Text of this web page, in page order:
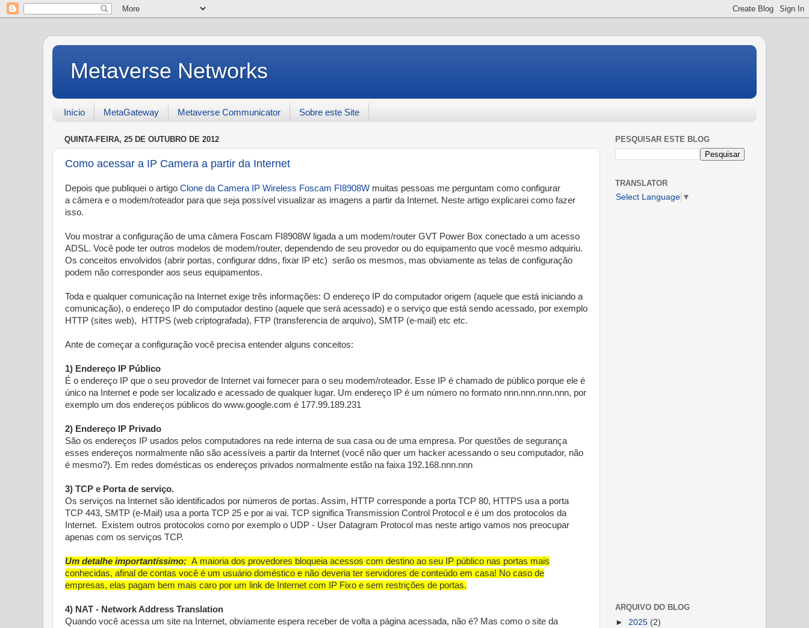
Metaverse Networks
Início MetaGateway Metaverse Communicator Sobre este Site
QUINTA-FEIRA, 25 DE OUTUBRO DE 2012
Como acessar a IP Camera a partir da Internet
Depois que publiquei o artigo Clone da Camera IP Wireless Foscam FI8908W muitas pessoas me perguntam como configurar
a câmera e o modem/roteador para que seja possível visualizar as imagens a partir da Internet. Neste artigo explicarei como fazer
isso.
Vou mostrar a configuração de uma câmera Foscam FI8908W ligada a um modem/router GVT Power Box conectado a um acesso
ADSL. Você pode ter outros modelos de modem/router, dependendo de seu provedor ou do equipamento que você mesmo adquiriu.
Os conceitos envolvidos (abrir portas, configurar ddns, fixar IP etc) serão os mesmos, mas obviamente as telas de configuração
podem não corresponder aos seus equipamentos.
Toda e qualquer comunicação na Internet exige três informações: O endereço IP do computador origem (aquele que está iniciando a
comunicação), o endereço IP do computador destino (aquele que será acessado) e o serviço que está sendo acessado, por exemplo
HTTP (sites web), HTTPS (web criptografada), FTP (transferencia de arquivo), SMTP (e-mail) etc etc.
Ante de começar a configuração você precisa entender alguns conceitos:
1) Endereço IP Público
É o endereço IP que o seu provedor de Internet vai fornecer para o seu modem/roteador. Esse IP é chamado de público porque ele é
único na Internet e pode ser localizado e acessado de qualquer lugar. Um endereço IP é um número no formato nnn.nnn.nnn.nnn, por
exemplo um dos endereços públicos do www.google.com é 177.99.189.231
2) Endereço IP Privado
São os endereços IP usados pelos computadores na rede interna de sua casa ou de uma empresa. Por questões de segurança
esses endereços normalmente não são acessíveis a partir da Internet (você não quer um hacker acessando o seu computador, não
é mesmo?). Em redes domésticas os endereços privados normalmente estão na faixa 192.168.nnn.nnn
3) TCP e Porta de serviço.
Os serviços na Internet são identificados por números de portas. Assim, HTTP corresponde a porta TCP 80, HTTPS usa a porta
TCP 443, SMTP (e-Mail) usa a porta TCP 25 e por ai vai. TCP significa Transmission Control Protocol e é um dos protocolos da
Internet. Existem outros protocolos como por exemplo o UDP - User Datagram Protocol mas neste artigo vamos nos preocupar
apenas com os serviços TCP.
Um detalhe importantíssimo: A maioria dos provedores bloqueia acessos com destino ao seu IP público nas portas mais
conhecidas, afinal de contas você é um usuário doméstico e não deveria ter servidores de conteúdo em casa! No caso de
empresas, elas pagam bem mais caro por um link de Internet com IP Fixo e sem restrições de portas.
4) NAT - Network Address Translation
Quando você acessa um site na Internet, obviamente espera receber de volta a página acessada, não é? Mas como o site da
PESQUISAR ESTE BLOG
TRANSLATOR
Select Language ▼
ARQUIVO DO BLOG
► 2025 (2)